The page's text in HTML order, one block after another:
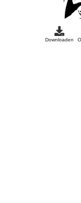
Downloaden